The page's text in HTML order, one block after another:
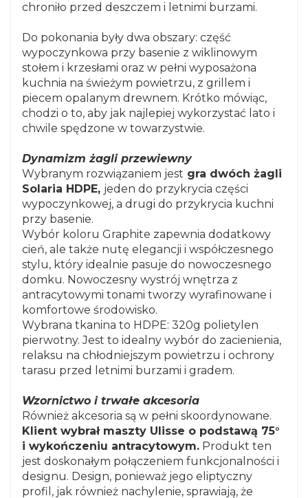
chroniło przed deszczem i letnimi burzami.
Do pokonania były dwa obszary: część
wypoczynkowa przy basenie z wiklinowym
stołem i krzesłami oraz w pełni wyposażona
kuchnia na świeżym powietrzu, z grillem i
piecem opalanym drewnem. Krótko mówiąc,
chodzi o to, aby jak najlepiej wykorzystać lato i
chwile spędzone w towarzystwie.
Dynamizm żagli przewiewny
Wybranym rozwiązaniem jest gra dwóch żagli
Solaria HDPE, jeden do przykrycia części
wypoczynkowej, a drugi do przykrycia kuchni
przy basenie.
Wybór koloru Graphite zapewnia dodatkowy
cień, ale także nutę elegancji i współczesnego
stylu, który idealnie pasuje do nowoczesnego
domku. Nowoczesny wystrój wnętrza z
antracytowymi tonami tworzy wyrafinowane i
komfortowe środowisko.
Wybrana tkanina to HDPE: 320g polietylen
pierwotny. Jest to idealny wybór do zacienienia,
relaksu na chłodniejszym powietrzu i ochrony
tarasu przed letnimi burzami i gradem.
Wzornictwo i trwałe akcesoria
Również akcesoria są w pełni skoordynowane.
Klient wybrał maszty Ulisse o podstawą 75°
i wykończeniu antracytowym. Produkt ten
jest doskonałym połączeniem funkcjonalności i
designu. Design, ponieważ jego eliptyczny
profil, jak również nachylenie, sprawiają, że